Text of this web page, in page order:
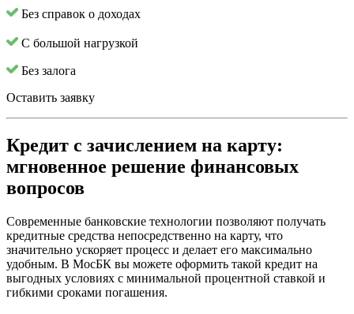
Без справок о доходах
С большой нагрузкой
Без залога
Оставить заявку
Кредит с зачислением на карту:
мгновенное решение финансовых
вопросов
Современные банковские технологии позволяют получать
кредитные средства непосредственно на карту, что
значительно ускоряет процесс и делает его максимально
удобным. В МосБК вы можете оформить такой кредит на
выгодных условиях с минимальной процентной ставкой и
гибкими сроками погашения.